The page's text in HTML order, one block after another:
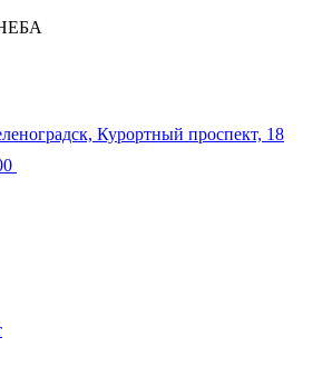
Курортный проспект, 18